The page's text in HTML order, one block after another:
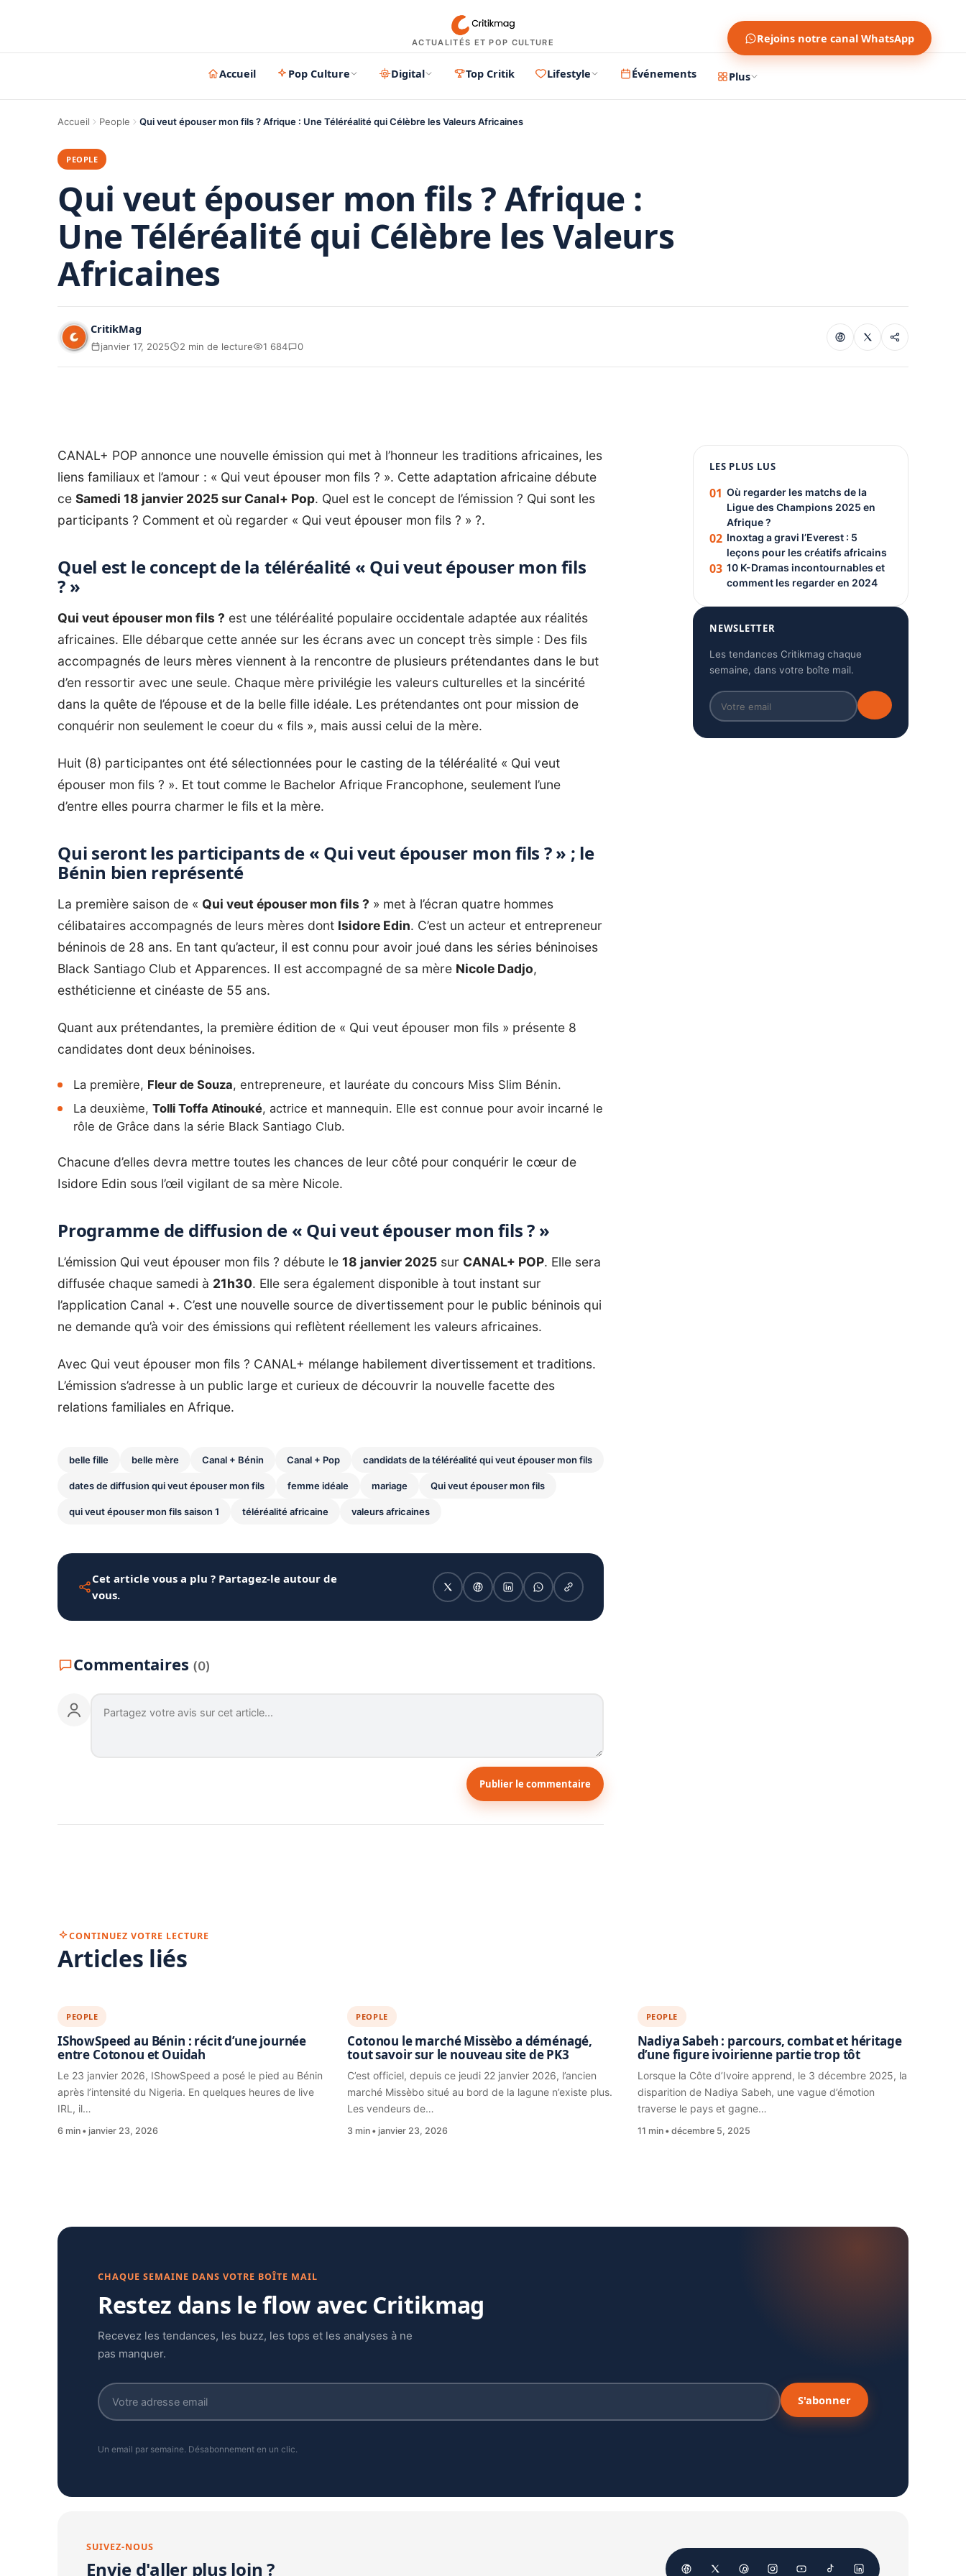
ACTUALITÉS ET POP CULTURE Rejoins notre canal WhatsApp
Accueil Pop Culture Digital Top Critik Lifestyle Événements Plus
Accueil People Qui veut épouser mon fils ? Afrique : Une Téléréalité qui Célèbre les Valeurs Africaines
PEOPLE
Qui veut épouser mon fils ? Afrique :
Une Téléréalité qui Célèbre les Valeurs
Africaines
CritikMag
janvier 17, 2025 2 min de lecture 1 684 0
CANAL+ POP annonce une nouvelle émission qui met à l’honneur les traditions africaines, les
liens familiaux et l’amour : « Qui veut épouser mon fils ? ». Cette adaptation africaine débute
ce Samedi 18 janvier 2025 sur Canal+ Pop. Quel est le concept de l’émission ? Qui sont les
participants ? Comment et où regarder « Qui veut épouser mon fils ? » ?.
Quel est le concept de la téléréalité « Qui veut épouser mon fils
? »
Qui veut épouser mon fils ? est une téléréalité populaire occidentale adaptée aux réalités
africaines. Elle débarque cette année sur les écrans avec un concept très simple : Des fils
accompagnés de leurs mères viennent à la rencontre de plusieurs prétendantes dans le but
d’en ressortir avec une seule. Chaque mère privilégie les valeurs culturelles et la sincérité
dans la quête de l’épouse et de la belle fille idéale. Les prétendantes ont pour mission de
conquérir non seulement le coeur du « fils », mais aussi celui de la mère.
Huit (8) participantes ont été sélectionnées pour le casting de la téléréalité « Qui veut
épouser mon fils ? ». Et tout comme le Bachelor Afrique Francophone, seulement l’une
d’entre elles pourra charmer le fils et la mère.
Qui seront les participants de « Qui veut épouser mon fils ? » ; le
Bénin bien représenté
La première saison de « Qui veut épouser mon fils ? » met à l’écran quatre hommes
célibataires accompagnés de leurs mères dont Isidore Edin. C’est un acteur et entrepreneur
béninois de 28 ans. En tant qu’acteur, il est connu pour avoir joué dans les séries béninoises
Black Santiago Club et Apparences. Il est accompagné de sa mère Nicole Dadjo,
esthéticienne et cinéaste de 55 ans.
Quant aux prétendantes, la première édition de « Qui veut épouser mon fils » présente 8
candidates dont deux béninoises.
La première, Fleur de Souza, entrepreneure, et lauréate du concours Miss Slim Bénin.
La deuxième, Tolli Toffa Atinouké, actrice et mannequin. Elle est connue pour avoir incarné le
rôle de Grâce dans la série Black Santiago Club.
Chacune d’elles devra mettre toutes les chances de leur côté pour conquérir le cœur de
Isidore Edin sous l’œil vigilant de sa mère Nicole.
Programme de diffusion de « Qui veut épouser mon fils ? »
L’émission Qui veut épouser mon fils ? débute le 18 janvier 2025 sur CANAL+ POP. Elle sera
diffusée chaque samedi à 21h30. Elle sera également disponible à tout instant sur
l’application Canal +. C’est une nouvelle source de divertissement pour le public béninois qui
ne demande qu’à voir des émissions qui reflètent réellement les valeurs africaines.
Avec Qui veut épouser mon fils ? CANAL+ mélange habilement divertissement et traditions.
L’émission s’adresse à un public large et curieux de découvrir la nouvelle facette des
relations familiales en Afrique.
belle fille belle mère Canal + Bénin Canal + Pop candidats de la téléréalité qui veut épouser mon fils
dates de diffusion qui veut épouser mon fils femme idéale mariage Qui veut épouser mon fils
qui veut épouser mon fils saison 1 téléréalité africaine valeurs africaines
Cet article vous a plu ? Partagez-le autour de
vous.
PUBLICITÉ
LES PLUS LUS
01 Où regarder les matchs de la
Ligue des Champions 2025 en
Afrique ?
02 Inoxtag a gravi l’Everest : 5
leçons pour les créatifs africains
03 10 K-Dramas incontournables et
comment les regarder en 2024
NEWSLETTER
Les tendances Critikmag chaque
semaine, dans votre boîte mail.
Commentaires (0)
Publier le commentaire
CONTINUEZ VOTRE LECTURE
Articles liés
PEOPLE
IShowSpeed au Bénin : récit d’une journée
entre Cotonou et Ouidah
Le 23 janvier 2026, IShowSpeed a posé le pied au Bénin
après l’intensité du Nigeria. En quelques heures de live
IRL, il…
6 min janvier 23, 2026
PEOPLE
Cotonou le marché Missèbo a déménagé,
tout savoir sur le nouveau site de PK3
C’est officiel, depuis ce jeudi 22 janvier 2026, l’ancien
marché Missèbo situé au bord de la lagune n’existe plus.
Les vendeurs de…
3 min janvier 23, 2026
PEOPLE
Nadiya Sabeh : parcours, combat et héritage
d’une figure ivoirienne partie trop tôt
Lorsque la Côte d’Ivoire apprend, le 3 décembre 2025, la
disparition de Nadiya Sabeh, une vague d’émotion
traverse le pays et gagne…
11 min décembre 5, 2025
CHAQUE SEMAINE DANS VOTRE BOÎTE MAIL
Restez dans le flow avec Critikmag
Recevez les tendances, les buzz, les tops et les analyses à ne
pas manquer.
S'abonner
Un email par semaine. Désabonnement en un clic.
SUIVEZ-NOUS
Envie d'aller plus loin ?